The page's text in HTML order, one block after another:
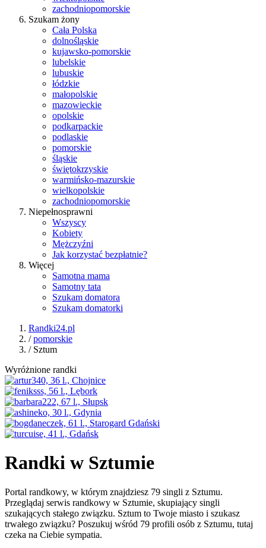
zachodniopomorskie
Szukam żony
Cała Polska
dolnośląskie
kujawsko-pomorskie
lubelskie
lubuskie
łódzkie
małopolskie
mazowieckie
opolskie
podkarpackie
podlaskie
pomorskie
śląskie
świętokrzyskie
warmińsko-mazurskie
wielkopolskie
zachodniopomorskie
Niepełnosprawni
Wszyscy
Kobiety
Mężczyźni
Jak korzystać bezpłatnie?
Więcej
Samotna mama
Samotny tata
Szukam domatora
Szukam domatorki
Randki24.pl
/pomorskie
/ Sztum
Wyróżnione randki
Randki w Sztumie
Portal randkowy, w którym znajdziesz 79 singli z Sztumu.
Przeglądaj serwis randkowy w Sztumie, skupiający singli
szukających stałego związku. Sztum to Twoje miasto i szukasz
trwałego związku? Poszukuj wśród 79 profili osób z Sztumu, tutaj
czeka na Ciebie sympatia.